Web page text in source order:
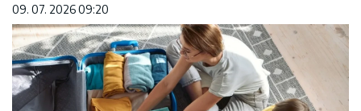
09. 07. 2026 09:20